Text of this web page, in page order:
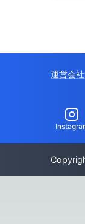
運営会社